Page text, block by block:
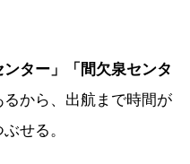
ンター」「間欠泉センタ
るから、出航まで時間が
せる。